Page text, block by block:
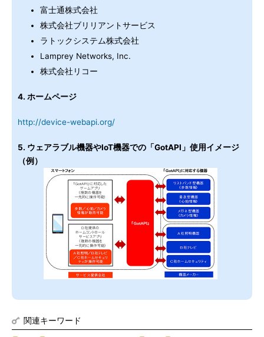
富士通株式会社
株式会社ブリリアントサービス
ラトックシステム株式会社
Lamprey Networks, Inc.
株式会社リコー
4. ホームページ
http://device-webapi.org/
5. ウェアラブル機器やIoT機器での「GotAPI」使用イメージ
（例）
関連キーワード